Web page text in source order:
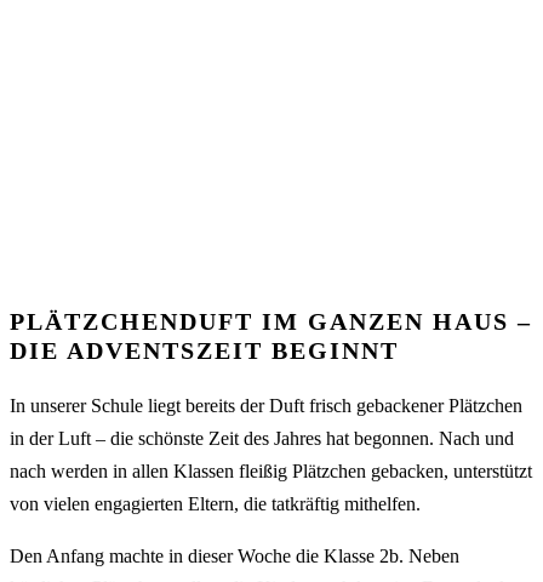
PLÄTZCHENDUFT IM GANZEN HAUS –
DIE ADVENTSZEIT BEGINNT
In unserer Schule liegt bereits der Duft frisch gebackener Plätzchen
in der Luft – die schönste Zeit des Jahres hat begonnen. Nach und
nach werden in allen Klassen fleißig Plätzchen gebacken, unterstützt
von vielen engagierten Eltern, die tatkräftig mithelfen.
Den Anfang machte in dieser Woche die Klasse 2b. Neben